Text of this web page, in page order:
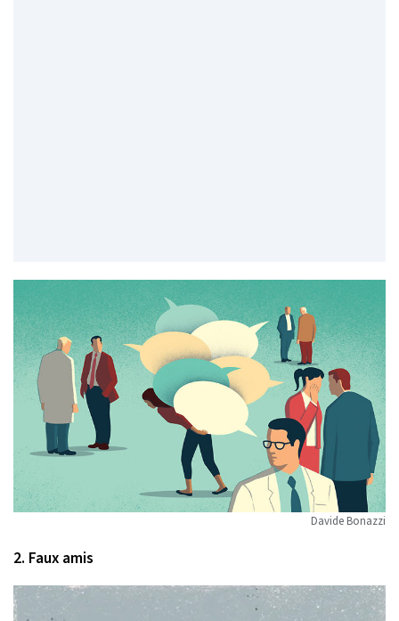
Davide Bonazzi
2. Faux amis